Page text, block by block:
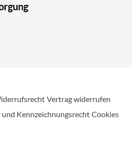
Vertrag widerrufen
Kennzeichnungsrecht Cookies